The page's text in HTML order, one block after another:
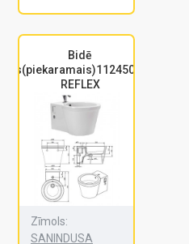
Bidē
pods(piekaramais)112450,balts,
REFLEX
Zīmols:
SANINDUSA